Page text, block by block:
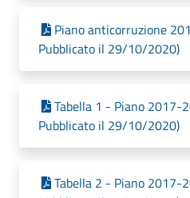
Piano anticorruzione
Pubblicato il 29/10/2020)
Tabella 1 - Piano 2017-
Pubblicato il 29/10/2020)
Tabella 2 - Piano 2017-